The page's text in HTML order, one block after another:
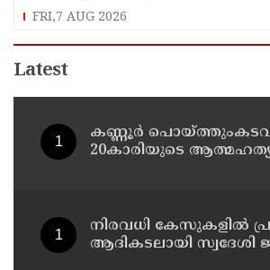
FRI,7 AUG 2026
Latest
കണ്ണൂർ
20കാരിയുടെ
നിരവധി കേസുകളിൽ
ആദികടലായി സ്വദേശി